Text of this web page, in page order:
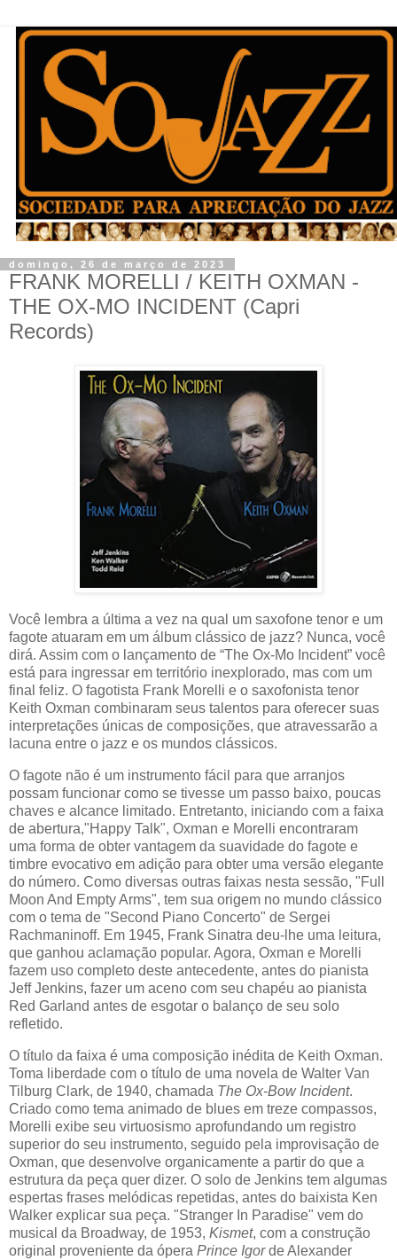
domingo, 26 de março de 2023
FRANK MORELLI / KEITH OXMAN -
THE OX-MO INCIDENT (Capri
Records)
Você lembra a última a vez na qual um saxofone tenor e um
fagote atuaram em um álbum clássico de jazz? Nunca, você
dirá. Assim com o lançamento de “The Ox-Mo Incident” você
está para ingressar em território inexplorado, mas com um
final feliz. O fagotista Frank Morelli e o saxofonista tenor
Keith Oxman combinaram seus talentos para oferecer suas
interpretações únicas de composições, que atravessarão a
lacuna entre o jazz e os mundos clássicos.
O fagote não é um instrumento fácil para que arranjos
possam funcionar como se tivesse um passo baixo, poucas
chaves e alcance limitado. Entretanto, iniciando com a faixa
de abertura,"Happy Talk", Oxman e Morelli encontraram
uma forma de obter vantagem da suavidade do fagote e
timbre evocativo em adição para obter uma versão elegante
do número. Como diversas outras faixas nesta sessão, "Full
Moon And Empty Arms", tem sua origem no mundo clássico
com o tema de "Second Piano Concerto" de Sergei
Rachmaninoff. Em 1945, Frank Sinatra deu-lhe uma leitura,
que ganhou aclamação popular. Agora, Oxman e Morelli
fazem uso completo deste antecedente, antes do pianista
Jeff Jenkins, fazer um aceno com seu chapéu ao pianista
Red Garland antes de esgotar o balanço de seu solo
refletido.
O título da faixa é uma composição inédita de Keith Oxman.
Toma liberdade com o título de uma novela de Walter Van
Tilburg Clark, de 1940, chamada The Ox-Bow Incident.
Criado como tema animado de blues em treze compassos,
Morelli exibe seu virtuosismo aprofundando um registro
superior do seu instrumento, seguido pela improvisação de
Oxman, que desenvolve organicamente a partir do que a
estrutura da peça quer dizer. O solo de Jenkins tem algumas
espertas frases melódicas repetidas, antes do baixista Ken
Walker explicar sua peça. "Stranger In Paradise" vem do
musical da Broadway, de 1953, Kismet, com a construção
original proveniente da ópera Prince Igorde Alexander